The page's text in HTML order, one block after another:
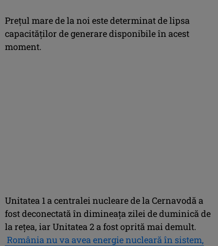
Prețul mare de la noi este determinat de lipsa
capacităților de generare disponibile în acest
moment.
Unitatea 1 a centralei nucleare de la Cernavodă a
fost deconectată în dimineața zilei de duminică de
la rețea, iar Unitatea 2 a fost oprită mai demult.
România nu va avea energie nucleară în sistem,